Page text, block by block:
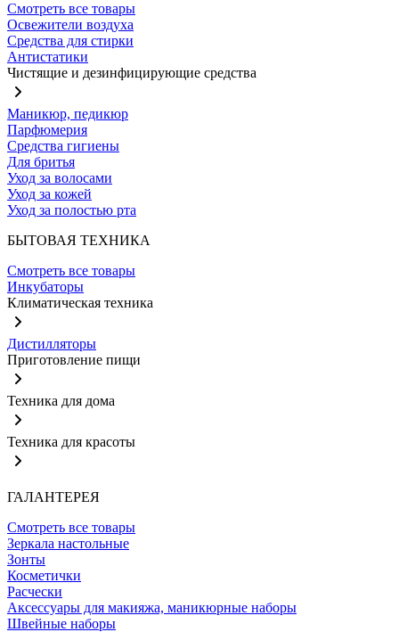
Смотреть все товары
Освежители воздуха
Средства для стирки
Антистатики
Чистящие и дезинфицирующие средства
Маникюр, педикюр
Парфюмерия
Средства гигиены
Для бритья
Уход за волосами
Уход за кожей
Уход за полостью рта
БЫТОВАЯ ТЕХНИКА
Смотреть все товары
Инкубаторы
Климатическая техника
Дистилляторы
Приготовление пищи
Техника для дома
Техника для красоты
ГАЛАНТЕРЕЯ
Смотреть все товары
Зеркала настольные
Зонты
Косметички
Расчески
Аксессуары для макияжа, маникюрные наборы
Швейные наборы